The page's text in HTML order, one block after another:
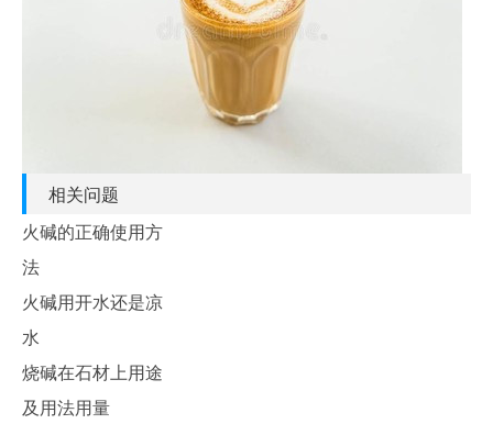
相关问题
火碱的正确使用方
法
火碱用开水还是凉
水
烧碱在石材上用途
及用法用量